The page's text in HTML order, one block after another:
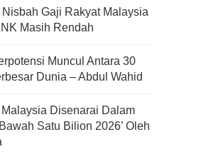
Gaji Rakyat Malaysia
Masih Rendah
Muncul Antara 30
Dunia – Abdul Wahid
Disenarai Dalam
Satu Bilion 2026’ Oleh